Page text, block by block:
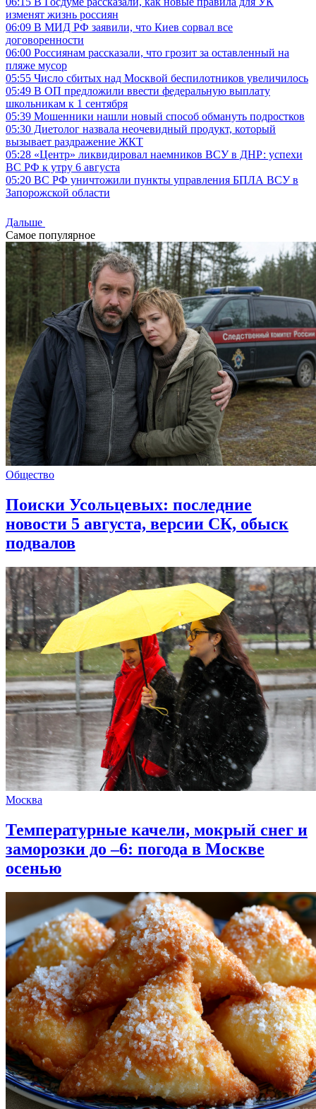
изменят жизнь россиян
06:09 В МИД РФ заявили, что Киев сорвал все
договоренности
06:00 Россиянам рассказали, что грозит за оставленный на
пляже мусор
05:55 Число сбитых над Москвой беспилотников увеличилось
05:49 В ОП предложили ввести федеральную выплату
школьникам к 1 сентября
05:39 Мошенники нашли новый способ обмануть подростков
05:30 Диетолог назвала неочевидный продукт, который
вызывает раздражение ЖКТ
05:28 «Центр» ликвидировал наемников ВСУ в ДНР: успехи
ВС РФ к утру 6 августа
05:20 ВС РФ уничтожили пункты управления БПЛА ВСУ в
Запорожской области
Дальше
Самое популярное
Общество
Поиски Усольцевых: последние
новости 5 августа, версии СК, обыск
подвалов
Москва
Температурные качели, мокрый снег и
заморозки до –6: погода в Москве
осенью